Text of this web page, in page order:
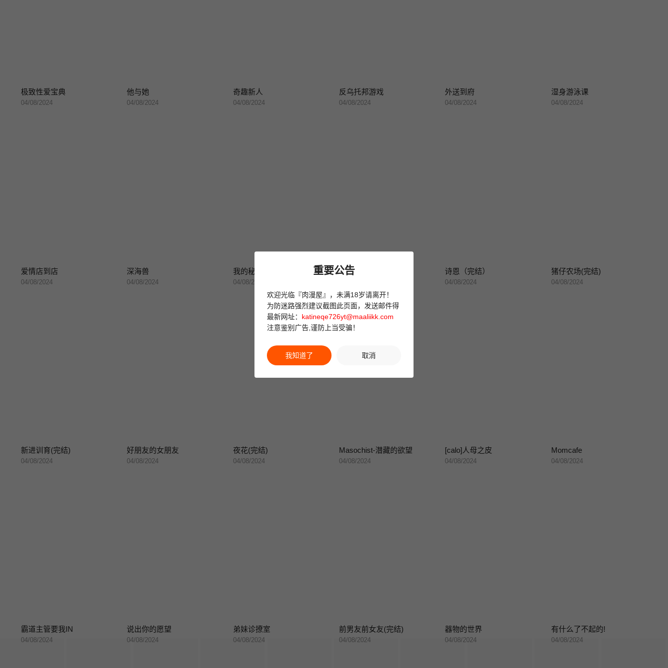
极致性爱宝典
04/08/2024
他与她
04/08/2024
奇趣新人
04/08/2024
反乌托邦游戏
04/08/2024
外送到府
04/08/2024
湿身游泳课
04/08/2024
爱情店到店
04/08/2024
深海兽
04/08/2024
我的秘密炮友
04/08/2024
菜鸟扫美记 诗恩（完结）
04/08/2024
猪仔农场(完结)
04/08/2024
新进训育(完结)
04/08/2024
好朋友的女朋友
04/08/2024
夜花(完结)
04/08/2024
Masochist-潜藏的欲望
04/08/2024
[calo]人母之皮
04/08/2024
Momcafe
04/08/2024
霸道主管要我IN
04/08/2024
说出你的愿望
04/08/2024
弟妹诊撩室
04/08/2024
前男友前女友(完结)
04/08/2024
器物的世界
04/08/2024
有什么了不起的!
04/08/2024
重要公告
欢迎光临『肉漫屋』，未满18岁请离开！
为防迷路强烈建议截图此页面，发送邮件得
最新网址： katineqe726yt@maaliikk.com
注意鉴别广告,谨防上当受骗！
我知道了 取消